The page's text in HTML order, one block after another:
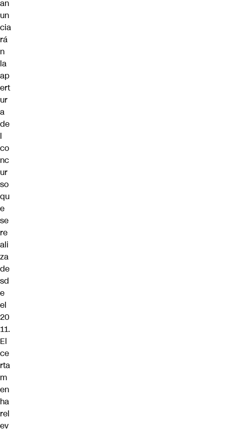
an
un
cia
rá
n
la
ap
ert
ur
a
de
l
co
nc
ur
so
qu
e
se
re
ali
za
de
sd
e
el
20
11.
El
ce
rta
m
en
ha
rel
ev